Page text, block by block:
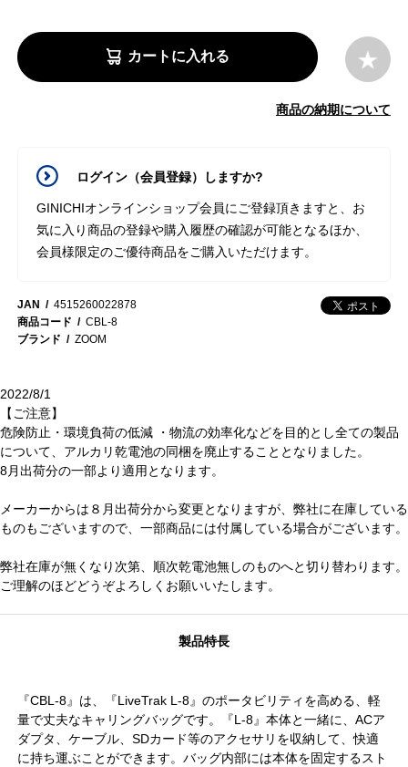
カートに入れる
商品の納期について
ログイン（会員登録）しますか?
GINICHIオンラインショップ会員にご登録頂きますと、お
気に入り商品の登録や購入履歴の確認が可能となるほか、
会員様限定のご優待商品をご購入いただけます。
JAN
4515260022878
商品コード
CBL-8
ブランド
ZOOM
2022/8/1
【ご注意】
危険防止・環境負荷の低減 ・物流の効率化などを目的とし全ての製品
について、アルカリ乾電池の同梱を廃止することとなりました。
8月出荷分の一部より適用となります。
メーカーからは８月出荷分から変更となりますが、弊社に在庫している
ものもございますので、一部商品には付属している場合がございます。
弊社在庫が無くなり次第、順次乾電池無しのものへと切り替わります。
ご理解のほどどうぞよろしくお願いいたします。
製品特長
『CBL-8』は、『LiveTrak L-8』のポータビリティを高める、軽
量で丈夫なキャリングバッグです。『L-8』本体と一緒に、ACア
ダプタ、ケーブル、SDカード等のアクセサリを収納して、快適
に持ち運ぶことができます。バッグ内部には本体を固定するスト